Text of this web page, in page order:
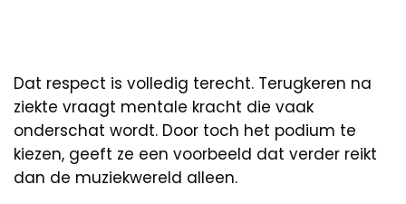
Dat respect is volledig terecht. Terugkeren na
ziekte vraagt mentale kracht die vaak
onderschat wordt. Door toch het podium te
kiezen, geeft ze een voorbeeld dat verder reikt
dan de muziekwereld alleen.